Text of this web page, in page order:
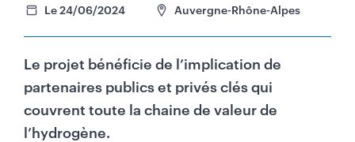
Le 24/06/2024 Auvergne-Rhône-Alpes
Le projet bénéficie de l’implication de
partenaires publics et privés clés qui
couvrent toute la chaine de valeur de
l’hydrogène.